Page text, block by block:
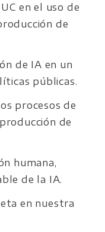
en el uso de
de
de IA en un
públicas.
procesos de
de
humana,
de la IA.
en nuestra